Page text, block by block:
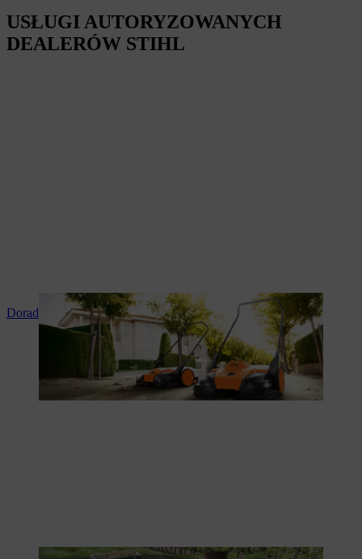
USŁUGI AUTORYZOWANYCH
DEALERÓW STIHL
Doradztwo i instruktaż produktowy